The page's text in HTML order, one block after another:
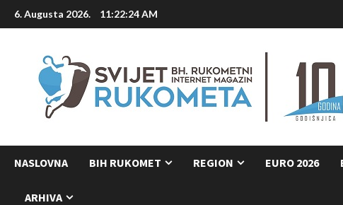
Skip
to
6. Augusta 2026. 11:22:25 AM
NASLOVNA BIH RUKOMET REGION EURO 2026
ARHIVA